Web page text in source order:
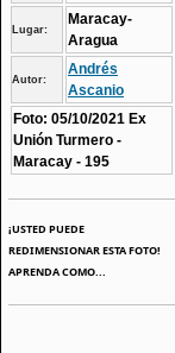
Lugar:
Maracay-
Aragua
Autor:
Andrés
Ascanio
Foto: 05/10/2021 Ex
Unión Turmero -
Maracay - 195
¡USTED PUEDE
REDIMENSIONAR ESTA FOTO!
APRENDA COMO...